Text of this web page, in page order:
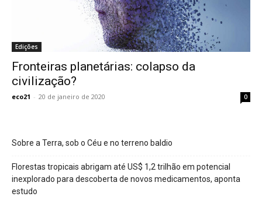
Edições
Fronteiras planetárias: colapso da
civilização?
eco21 - 20 de janeiro de 2020 0
Sobre a Terra, sob o Céu e no terreno baldio
Florestas tropicais abrigam até US$ 1,2 trilhão em potencial
inexplorado para descoberta de novos medicamentos, aponta
estudo